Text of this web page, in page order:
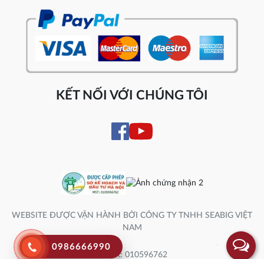
KẾT NỐI VỚI CHÚNG TÔI
WEBSITE ĐƯỢC VẬN HÀNH BỞI CÔNG TY TNHH SEABIG VIỆT
NAM
Số ĐK: 010596762
0986666990